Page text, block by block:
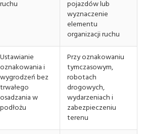
ruchu
pojazdów lub
wyznaczenie
elementu
organizacji ruchu
Ustawianie
oznakowania i
wygrodzeń bez
trwałego
osadzania w
podłożu
Przy oznakowaniu
tymczasowym,
robotach
drogowych,
wydarzeniach i
zabezpieczeniu
terenu